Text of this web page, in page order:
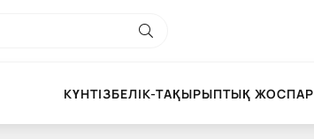
КҮНТІЗБЕЛІК-ТАҚЫРЫПТЫҚ ЖОСПАР